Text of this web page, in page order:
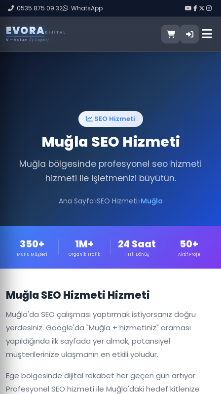
0535 875 09 32 WhatsApp
EVORA DIJITAL
V — Value (İş Değeri)
SEO Hizmeti
Muğla SEO Hizmeti
Muğla bölgesinde profesyonel seo hizmeti
hizmeti ile işletmenizi büyütün.
Ana Sayfa SEO Hizmeti Muğla
350+
Mutlu Müşteri
1M+
Organik Trafik
24 Saat
Hızlı Dönüş
50+
Aktif Proje
Muğla SEO Hizmeti Hizmeti
Muğla'da SEO çalışması yaptırmak istiyorsanız doğru
yerdesiniz. Google'da "Muğla + hizmetiniz" araması
yapıldığında ilk sayfada yer almak, potansiyel
müşterilerinize ulaşmanın en etkili yoludur.
Ege bölgesinde dijital rekabet her geçen gün artıyor.
Profesyonel SEO hizmeti ile Muğla'daki hedef kitlenize